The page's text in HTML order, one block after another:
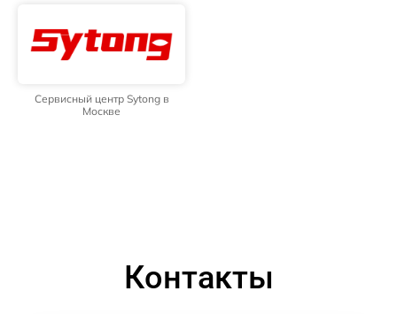
Сервисный центр Sytong в
Москве
Контакты